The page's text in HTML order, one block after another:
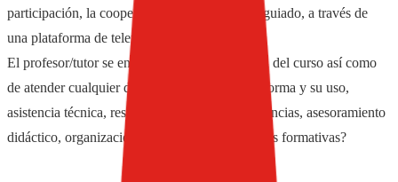
participación, la cooperación y el aprendizaje guiado, a través de
una plataforma de teleformación.
El profesor/tutor se encarga de la dinamización del curso así como
de atender cualquier duda surgida con la plataforma y su uso,
asistencia técnica, resolución de posibles incidencias, asesoramiento
didáctico, organización y gestión de las acciones formativas?